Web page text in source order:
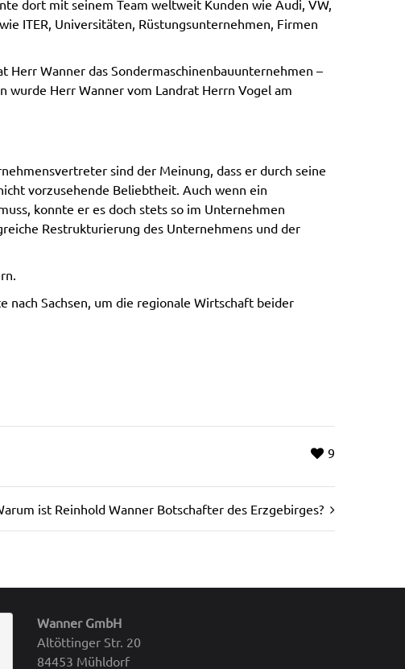
dort mit seinem Team weltweit Kunden wie Audi, VW,
ITER, Universitäten, Rüstungsunternehmen, Firmen
Wanner das Sondermaschinenbauunternehmen –
Herr Wanner vom Landrat Herrn Vogel am
sind der Meinung, dass er durch seine
vorzusehende Beliebtheit. Auch wenn ein
konnte er es doch stets so im Unternehmen
Restrukturierung des Unternehmens und der
nach Sachsen, um die regionale Wirtschaft beider
9
ist Reinhold Wanner Botschafter des Erzgebirges?
Wanner GmbH
Altöttinger Str. 20
84453 Mühldorf